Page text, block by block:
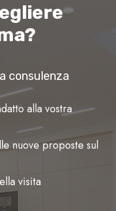
consulenza
alla vostra
nuove proposte sul
visita